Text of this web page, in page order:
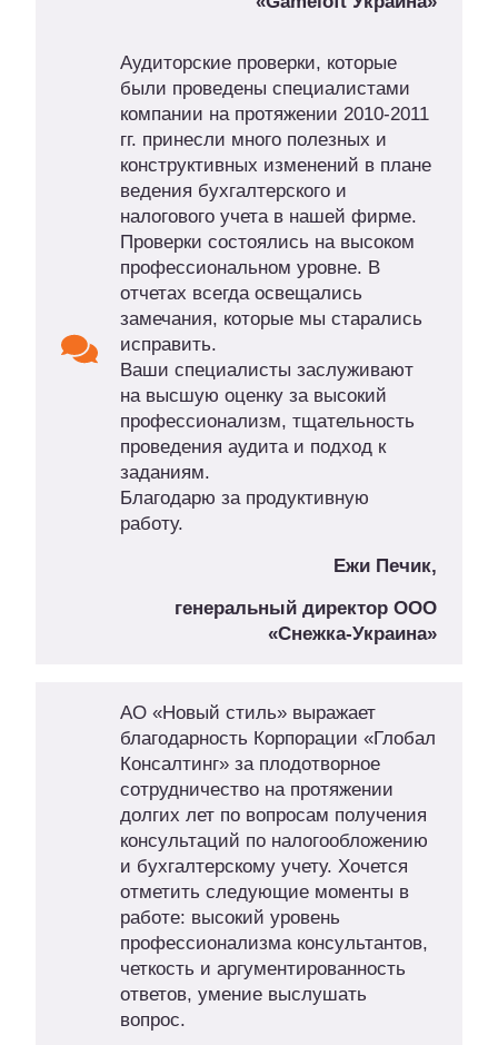
Аудиторские проверки, которые
были проведены специалистами
компании на протяжении 2010-2011
гг. принесли много полезных и
конструктивных изменений в плане
ведения бухгалтерского и
налогового учета в нашей фирме.
Проверки состоялись на высоком
профессиональном уровне. В
отчетах всегда освещались
замечания, которые мы старались
исправить.
Ваши специалисты заслуживают
на высшую оценку за высокий
профессионализм, тщательность
проведения аудита и подход к
заданиям.
Благодарю за продуктивную
работу.
Ежи Печик,
генеральный директор ООО
«Снежка-Украина»
АО «Новый стиль» выражает
благодарность Корпорации «Глобал
Консалтинг» за плодотворное
сотрудничество на протяжении
долгих лет по вопросам получения
консультаций по налогообложению
и бухгалтерскому учету. Хочется
отметить следующие моменты в
работе: высокий уровень
профессионализма консультантов,
четкость и аргументированность
ответов, умение выслушать
вопрос.